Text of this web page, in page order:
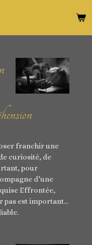
franchir une
curiosité, de
pour
d’une
Effrontée,
pas est important…